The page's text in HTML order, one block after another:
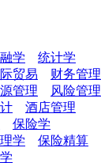
学
统计学
贸易
财务管理
管理
风险管理
酒店管理
保险学
学
保险精算